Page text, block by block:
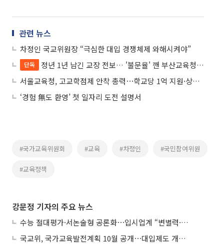
관련 뉴스
차정인 국교위원장 “극심한 대입 경쟁체제 와해시켜야”
단독
정년 1년 남긴 교장 전보… '불문율' 깬 부산교육청 인사, 현장 반발 확산
서울교육청, 고교학점제 안착 총력⋯학교당 1억 지원·상담 인력 3배 확대
‘경험 無도 환영’ 첫 일자리 도전 설명서
#국가교육위원회 #교육 #차정인 #국민참여위원
#교육정책
강문정 기자의 주요 뉴스
수능 절대평가·서논술형 공론화⋯입시업계 “변별력·사교육 대책 먼저”
국교위, 국가교육발전계획 10월 공개⋯대입제도 개편 공론화 추진